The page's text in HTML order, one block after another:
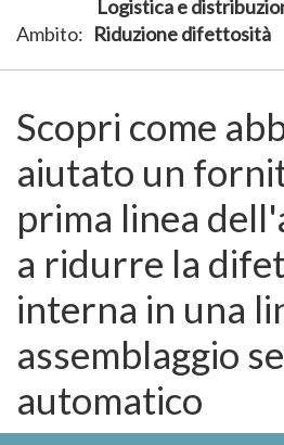
Logistica e
Ambito
Riduzione difettosità
Scopri come
aiutato un
prima linea
a ridurre la
interna in una
assemblaggio
automatico